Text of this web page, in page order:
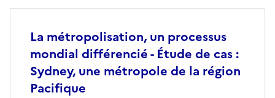
La métropolisation, un processus
mondial différencié - Étude de cas :
Sydney, une métropole de la région
Pacifique